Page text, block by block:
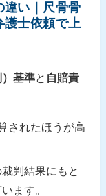
違い｜尺骨骨
護士依頼で上
基準と 自賠責
されたほうが高
判結果にもと
ます。